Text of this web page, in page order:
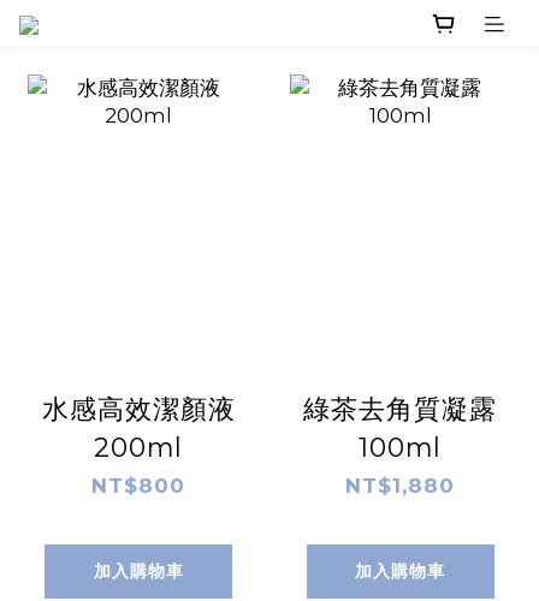
水感高效潔顏液
200ml
NT$800
加入購物車
綠茶去角質凝露
100ml
NT$1,880
加入購物車